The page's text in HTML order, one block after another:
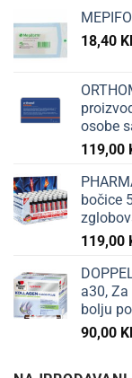
18,40
osobe
119,00
bočice
119,00
a30,
bolju
90,00